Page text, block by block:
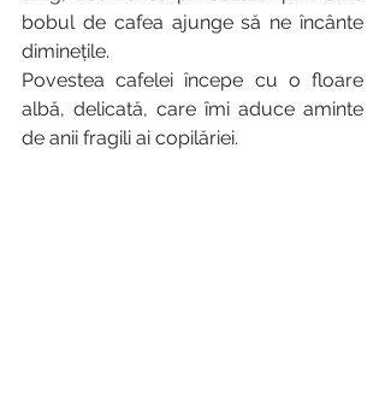
bobul de cafea ajunge să ne încânte
diminețile.
Povestea cafelei începe cu o floare
albă, delicată, care îmi aduce aminte
de anii fragili ai copilăriei.